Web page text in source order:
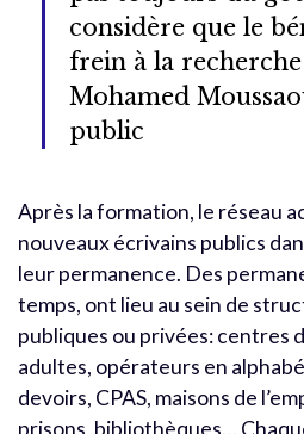
considère que le
frein à la recherche
Mohamed
public
Après la formation, le réseau
nouveaux écrivains publics
leur permanence. Des
temps, ont lieu au sein de
publiques ou privées: centres
adultes, opérateurs en
devoirs, CPAS, maisons de
prisons, bibliothèques…